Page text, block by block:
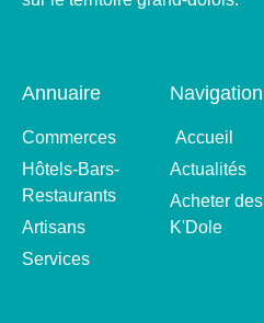
Annuaire
Commerces
Hôtels-Bars-
Restaurants
Artisans
Services
Navigation
Accueil
Actualités
Acheter des
K'Dole